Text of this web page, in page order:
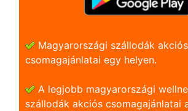
Magyarországi szállodák akciós
csomagajánlatai egy helyen.
A legjobb magyarországi
szállodák akciós csomagajánlatai